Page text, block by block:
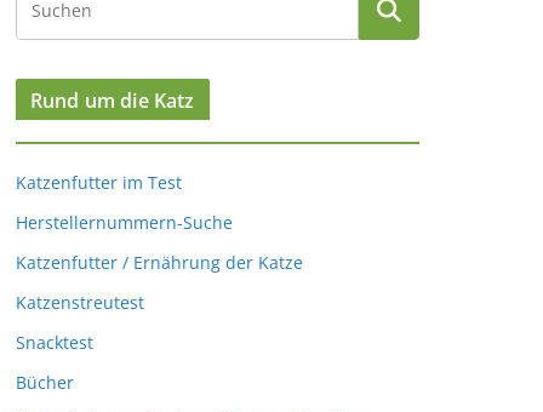
Rund um die Katz
Katzenfutter im Test
Herstellernummern-Suche
Katzenfutter / Ernährung der Katze
Katzenstreutest
Snacktest
Bücher